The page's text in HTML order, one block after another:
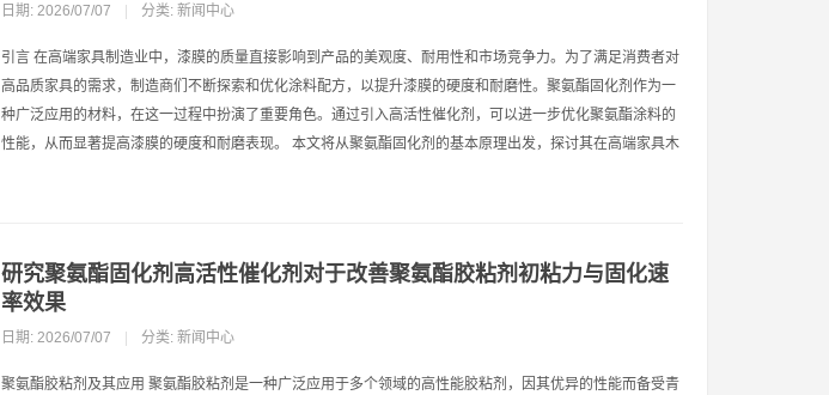
日期: 2026/07/07 分类: 新闻中心
引言 在高端家具制造业中，漆膜的质量直接影响到产品的美观度、耐用性和市场竞争力。为了满足消费者对
高品质家具的需求，制造商们不断探索和优化涂料配方，以提升漆膜的硬度和耐磨性。聚氨酯固化剂作为一
种广泛应用的材料，在这一过程中扮演了重要角色。通过引入高活性催化剂，可以进一步优化聚氨酯涂料的
性能，从而显著提高漆膜的硬度和耐磨表现。 本文将从聚氨酯固化剂的基本原理出发，探讨其在高端家具木
研究聚氨酯固化剂高活性催化剂对于改善聚氨酯胶粘剂初粘力与固化速
率效果
日期: 2026/07/07 分类: 新闻中心
聚氨酯胶粘剂及其应用 聚氨酯胶粘剂是一种广泛应用于多个领域的高性能胶粘剂，因其优异的性能而备受青